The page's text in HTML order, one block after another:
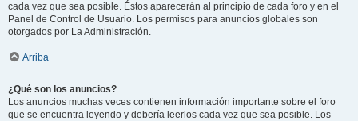
cada vez que sea posible. Éstos aparecerán al principio de cada foro y en el
Panel de Control de Usuario. Los permisos para anuncios globales son
otorgados por La Administración.
Arriba
¿Qué son los anuncios?
Los anuncios muchas veces contienen información importante sobre el foro
que se encuentra leyendo y debería leerlos cada vez que sea posible. Los